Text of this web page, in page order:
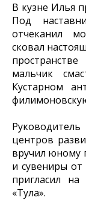
В кузне Илья
Под
отчеканил
сковал
мальчик
Кустарном
центров
вручил юному
и сувениры
пригласил
«Тула».